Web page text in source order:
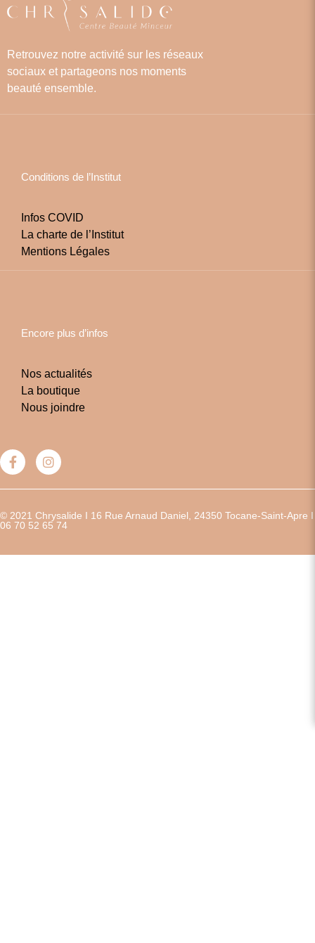
Retrouvez notre activité sur les réseaux
sociaux et partageons nos moments
beauté ensemble.
Conditions de l’Institut
Infos COVID
La charte de l’Institut
Mentions Légales
Encore plus d’infos
Nos actualités
La boutique
Nous joindre
© 2021 Chrysalide I 16 Rue Arnaud Daniel, 24350 Tocane-Saint-Apre I
06 70 52 65 74